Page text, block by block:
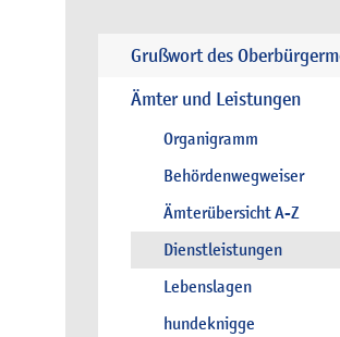
Grußwort des
Ämter und Leistungen
Organigramm
Behördenwegweiser
Ämterübersicht A-Z
Dienstleistungen
Lebenslagen
hundeknigge